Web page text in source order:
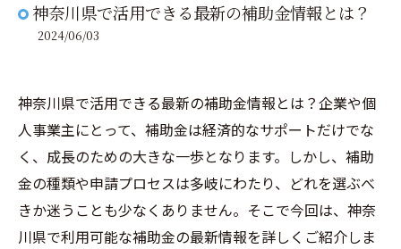
神奈川県で活用できる最新の補助金情報とは？
2024/06/03
神奈川県で活用できる最新の補助金情報とは？企業や個
人事業主にとって、補助金は経済的なサポートだけでな
く、成長のための大きな一歩となります。しかし、補助
金の種類や申請プロセスは多岐にわたり、どれを選ぶべ
きか迷うことも少なくありません。そこで今回は、神奈
川県で利用可能な補助金の最新情報を詳しくご紹介しま